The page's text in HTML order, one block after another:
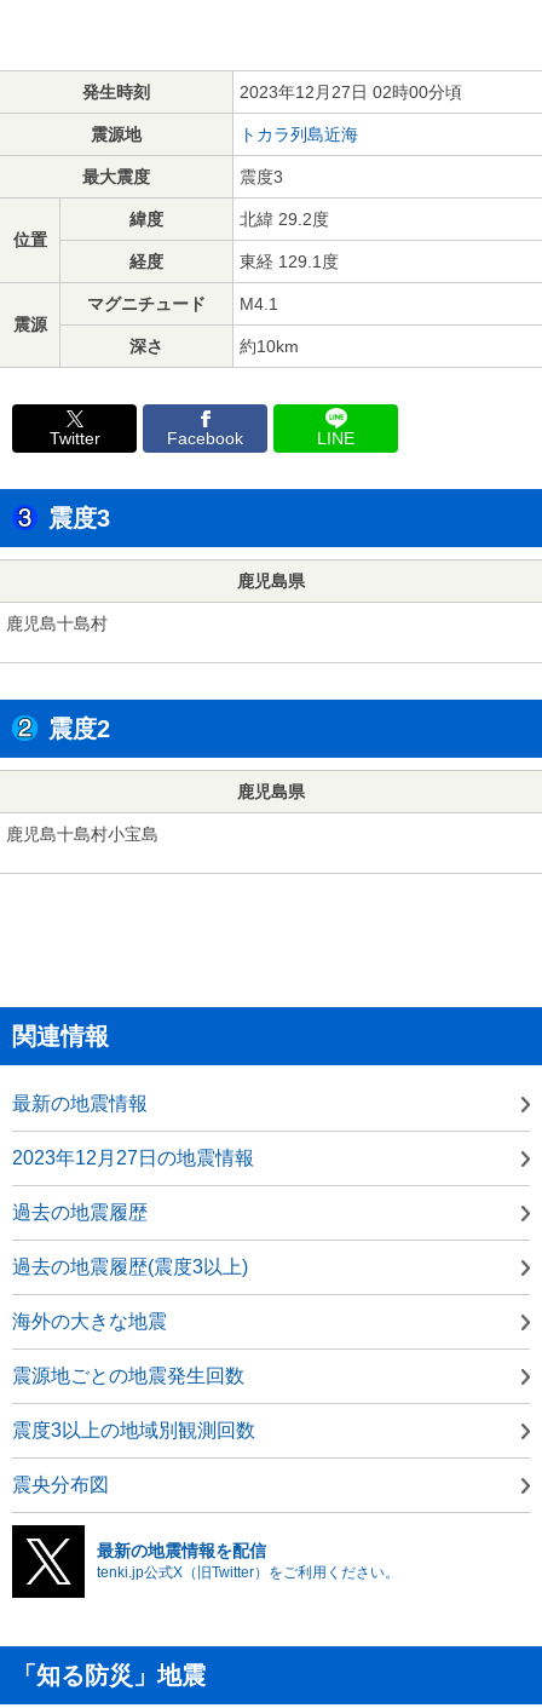
発生時刻 2023年12月27日 02時00分頃
震源地 トカラ列島近海
最大震度 震度3
位置
緯度 北緯 29.2度
経度 東経 129.1度
震源
マグニチュード M4.1
深さ 約10km
Twitter Facebook LINE
震度3
鹿児島県
鹿児島十島村
震度2
鹿児島県
鹿児島十島村小宝島
関連情報
最新の地震情報
2023年12月27日の地震情報
過去の地震履歴
過去の地震履歴(震度3以上)
海外の大きな地震
震源地ごとの地震発生回数
震度3以上の地域別観測回数
震央分布図
最新の地震情報を配信
tenki.jp公式X（旧Twitter）をご利用ください。
「知る防災」地震